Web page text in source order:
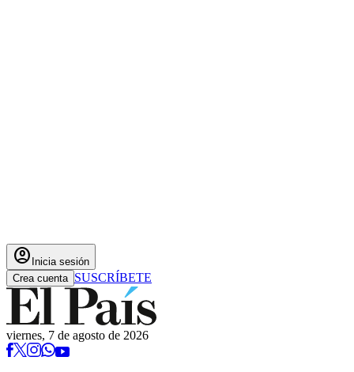
account_circle Inicia sesión
Crea cuenta SUSCRÍBETE
viernes, 7 de agosto de 2026